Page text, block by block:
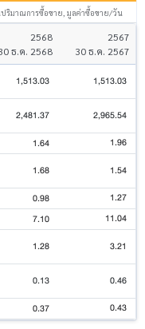
ริมาณการซื้อขาย, มูลค่าซื้อขาย/วัน
2568
ธ.ค. 2568
2567
30 ธ.ค. 2567
1,513.03 1,513.03
2,481.37 2,965.54
1.64 1.96
1.68 1.54
0.98 1.27
7.10 11.04
1.28 3.21
0.13 0.46
0.37 0.43